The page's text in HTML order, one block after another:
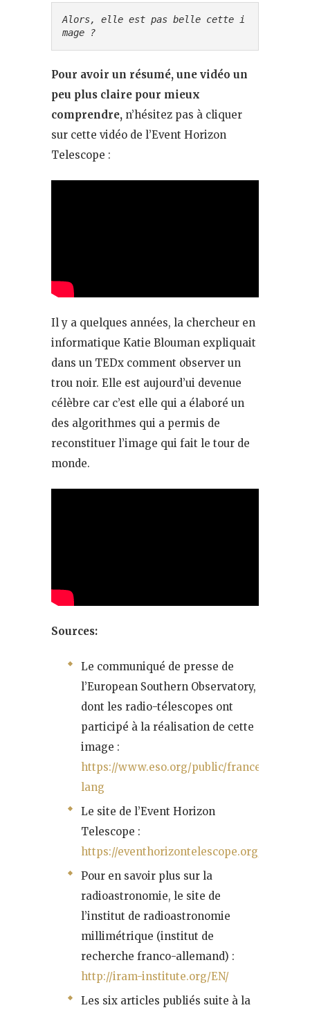
Alors, elle est pas belle cette i
mage ?
Pour avoir un résumé, une vidéo un
peu plus claire pour mieux
comprendre, n’hésitez pas à cliquer
sur cette vidéo de l’Event Horizon
Telescope :
Il y a quelques années, la chercheur en
informatique Katie Blouman expliquait
dans un TEDx comment observer un
trou noir. Elle est aujourd’ui devenue
célèbre car c’est elle qui a élaboré un
des algorithmes qui a permis de
reconstituer l’image qui fait le tour de
monde.
Sources:
Le communiqué de presse de
l’European Southern Observatory,
dont les radio-télescopes ont
participé à la réalisation de cette
image :
https://www.eso.org/public/france/news/
lang
Le site de l’Event Horizon
Telescope :
https://eventhorizontelescope.org/
Pour en savoir plus sur la
radioastronomie, le site de
l’institut de radioastronomie
millimétrique (institut de
recherche franco-allemand) :
http://iram-institute.org/EN/
Les six articles publiés suite à la